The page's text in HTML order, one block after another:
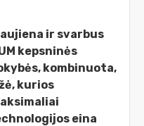
ir svarbus
kepsninės
kombinuota,
kurios
eina